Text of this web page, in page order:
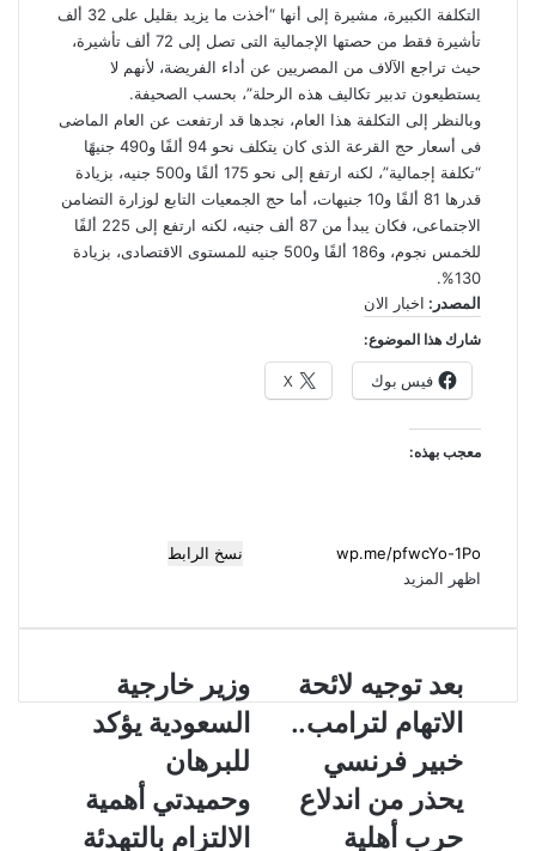
التكلفة الكبيرة، مشيرة إلى أنها “أخذت ما يزيد بقليل على 32 ألف
تأشيرة فقط من حصتها الإجمالية التى تصل إلى 72 ألف تأشيرة،
حيث تراجع الآلاف من المصريين عن أداء الفريضة، لأنهم لا
يستطيعون تدبير تكاليف هذه الرحلة”، بحسب الصحيفة.
وبالنظر إلى التكلفة هذا العام، نجدها قد ارتفعت عن العام الماضى
فى أسعار حج القرعة الذى كان يتكلف نحو 94 ألفًا و490 جنيهًا
“تكلفة إجمالية”، لكنه ارتفع إلى نحو 175 ألفًا و500 جنيه، بزيادة
قدرها 81 ألفًا و10 جنيهات، أما حج الجمعيات التابع لوزارة التضامن
الاجتماعى، فكان يبدأ من 87 ألف جنيه، لكنه ارتفع إلى 225 ألفًا
للخمس نجوم، و186 ألفًا و500 جنيه للمستوى الاقتصادى، بزيادة
130%.
المصدر: اخبار الان
شارك هذا الموضوع:
فيس بوك X
معجب بهذه:
نسخ الرابط
اظهر المزيد
ز
ي
ر
ا
ر
وزير خارجية
السعودية يؤكد
للبرهان
وحميدتي أهمية
الالتزام بالتهدئة
ع
د
ج
بعد توجيه لائحة
الاتهام لترامب..
خبير فرنسي
يحذر من اندلاع
حرب أهلية